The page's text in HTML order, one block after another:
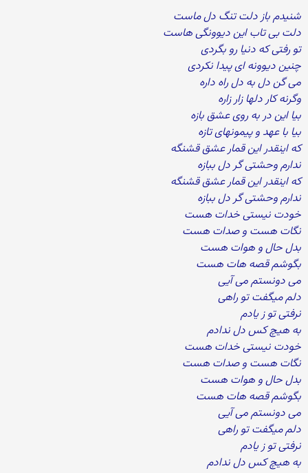
شنیدم باز دلت تنگ دل ماست
دلت بی تاب این دیوونگی هاست
تو رفتی که دنیا رو بگردی
چنین دیوونه ای پیدا نکردی
می گن دل به دل راه داره
وگرنه کار دلها زار زاره
بیا این در به روی عشق بازه
بیا با عهد و پیمونهای تازه
که اینقدر این قمار عشق قشنگه
ندارم وحشتی گر دل ببازه
که اینقدر این قمار عشق قشنگه
ندارم وحشتی گر دل ببازه
خودت نیستی خدات هست
نگات هست و صدات هست
بدل حال و هوات هست
بگوشم قصه هات هست
می دونستم می آیی
دلم میگفت تو راهی
نرفتی تو ز یادم
به هیچ کس دل ندادم
خودت نیستی خدات هست
نگات هست و صدات هست
بدل حال و هوات هست
بگوشم قصه هات هست
می دونستم می آیی
دلم میگفت تو راهی
نرفتی تو ز یادم
به هیچ کس دل ندادم